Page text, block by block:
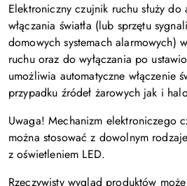
Elektroniczny czujnik ruchu służy do
włączania światła (lub sprzętu
domowych systemach alarmowych)
ruchu oraz do wyłączania po
umożliwia automatyczne włączenie
przypadku źródeł żarowych jak i
Uwaga! Mechanizm elektroniczego
można stosować z dowolnym
z oświetleniem LED.
Rzeczywisty wygląd produktów